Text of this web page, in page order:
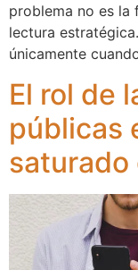
problema no es la
lectura
únicamente
El rol de
públicas